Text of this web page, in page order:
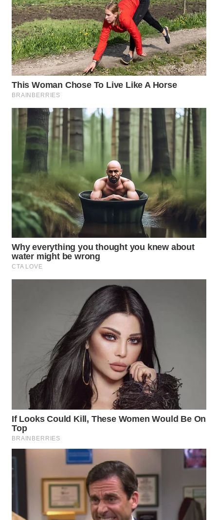
WN
BINTAN
WN
MANDALIKA
WN
LIKUPANG
WN
LABUANBAJO
WN
BORNEO
Wahana
Media
Group
WAHANA
NEWS
WAHANA
INFRASTRUKTUR
WAHANA
KONSUMEN
WAHANA
LISTRIK
WAHANA
WAHANA
WAHANANEWS